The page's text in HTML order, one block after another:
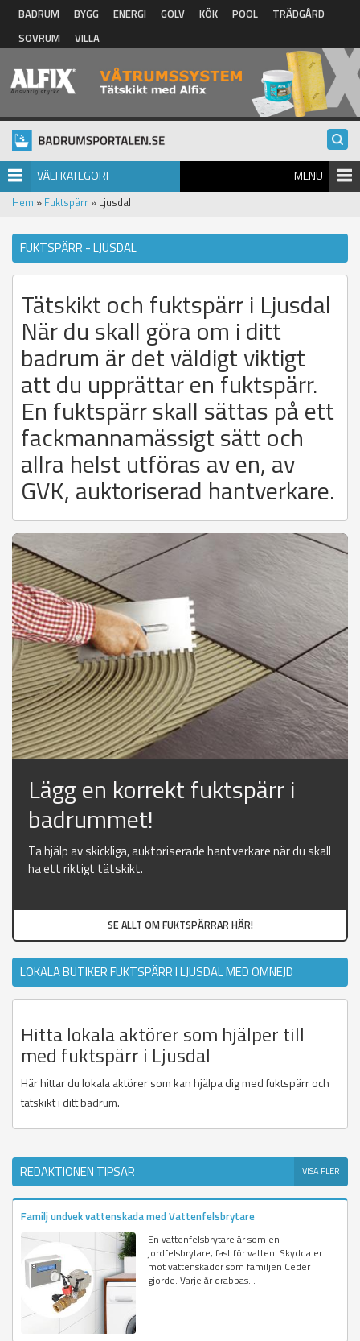
Hoppa till huvudinnehåll
BADRUM BYGG ENERGI GOLV KÖK POOL
TRÄDGÅRD
SOVRUM
VILLA
VÄLJ KATEGORI MENU
Hem » Fuktspärr » Ljusdal
FUKTSPÄRR - LJUSDAL
Tätskikt och fuktspärr i Ljusdal
När du skall göra om i ditt
badrum är det väldigt viktigt
att du upprättar en fuktspärr.
En fuktspärr skall sättas på ett
fackmannamässigt sätt och
allra helst utföras av en, av
GVK, auktoriserad hantverkare.
Lägg en korrekt fuktspärr i
badrummet!
Ta hjälp av skickliga, auktoriserade hantverkare när du skall
ha ett riktigt tätskikt.
SE ALLT OM FUKTSPÄRRAR HÄR!
LOKALA BUTIKER FUKTSPÄRR I LJUSDAL MED OMNEJD
Hitta lokala aktörer som hjälper till
med fuktspärr i Ljusdal
Här hittar du lokala aktörer som kan hjälpa dig med fuktspärr och
tätskikt i ditt badrum.
REDAKTIONEN TIPSAR VISA FLER
Familj undvek vattenskada med Vattenfelsbrytare
En vattenfelsbrytare är som en
jordfelsbrytare, fast för vatten. Skydda er
mot vattenskador som familjen Ceder
gjorde. Varje år drabbas...